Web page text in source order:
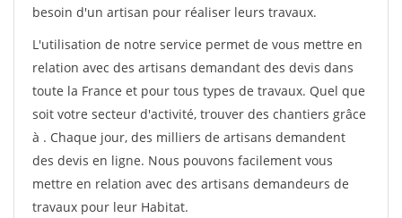
besoin d'un artisan pour réaliser leurs travaux.
L'utilisation de notre service permet de vous mettre en
relation avec des artisans demandant des devis dans
toute la France et pour tous types de travaux. Quel que
soit votre secteur d'activité, trouver des chantiers grâce
à . Chaque jour, des milliers de artisans demandent
des devis en ligne. Nous pouvons facilement vous
mettre en relation avec des artisans demandeurs de
travaux pour leur Habitat.